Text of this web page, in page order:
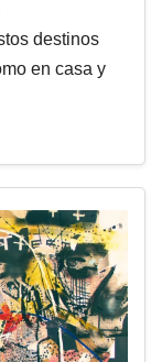
destinos
en casa y